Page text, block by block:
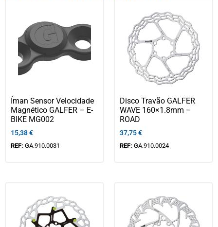
Íman Sensor Velocidade
Magnético GALFER – E-
BIKE MG002
15,38€
REF: GA.910.0031
Disco Travão GALFER
WAVE 160×1.8mm –
ROAD
37,75€
REF: GA.910.0024